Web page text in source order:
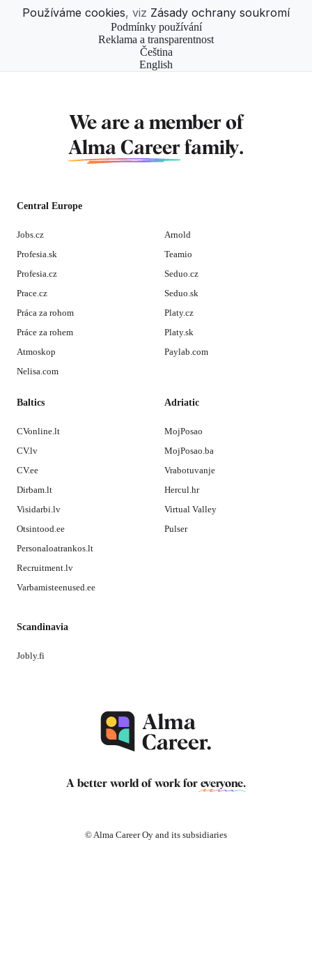
Používáme cookies, viz Zásady ochrany soukromí
Podmínky používání
Reklama a transparentnost
Čeština
English
We are a member of
Alma Career family.
Central Europe
Jobs.cz
Profesia.sk
Profesia.cz
Prace.cz
Práca za rohom
Práce za rohem
Atmoskop
Nelisa.com
Arnold
Teamio
Seduo.cz
Seduo.sk
Platy.cz
Platy.sk
Paylab.com
Baltics
CVonline.lt
CV.lv
CV.ee
Dirbam.lt
Visidarbi.lv
Otsintood.ee
Personaloatrankos.lt
Recruitment.lv
Varbamisteenused.ee
Adriatic
MojPosao
MojPosao.ba
Vrabotuvanje
Hercul.hr
Virtual Valley
Pulser
Scandinavia
Jobly.fi
A better world of work for everyone.
© Alma Career Oy and its subsidiaries